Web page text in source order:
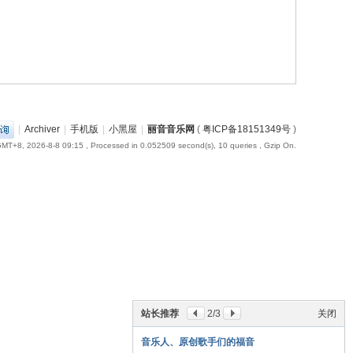
关闭
站长推荐 2/3
音乐人、原创歌手们的福音
| Archiver | 手机版 | 小黑屋 | 丽音音乐网 ( 粤ICP备18151349号 )
2026-8-8 09:15 , Processed in 0.052509 second(s), 10 queries , Gzip On.